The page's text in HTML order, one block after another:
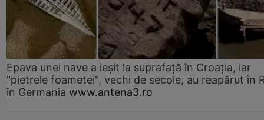
Epava unei nave a ieșit la suprafață în Croația, iar
"pietrele foametei", vechi de secole, au reapărut în
în Germania www.antena3.ro